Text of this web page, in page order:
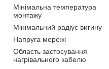
Мінімальна температура
монтажу
Мінімальний радіус вигину
Напруга мережі
Область застосування
нагрівального кабелю